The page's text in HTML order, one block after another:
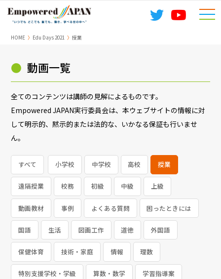
HOME Edu Days 2021 授業
● 動画一覧
全てのコンテンツは講師の見解によるものです。
Empowered JAPAN実行委員会は、本ウェブサイトの情報に対
して明示的、黙示的または法的な、いかなる保証も行いませ
ん。
すべて 小学校 中学校 高校 授業
遠隔授業 校務 初級 中級 上級
動画教材 事例 よくある質問 困ったときには
国語 生活 図画工作 道徳 外国語
保健体育 技術・家庭 情報 理数
特別支援学校・学級 算数・数学 学習指導案